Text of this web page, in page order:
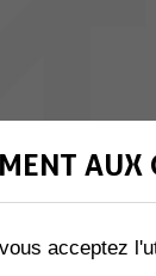
AUX
acceptez